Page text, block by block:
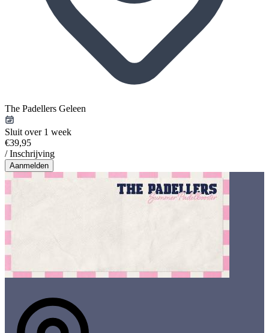
The Padellers Geleen
Sluit over 1 week
€39,95
/ Inschrijving
Aanmelden